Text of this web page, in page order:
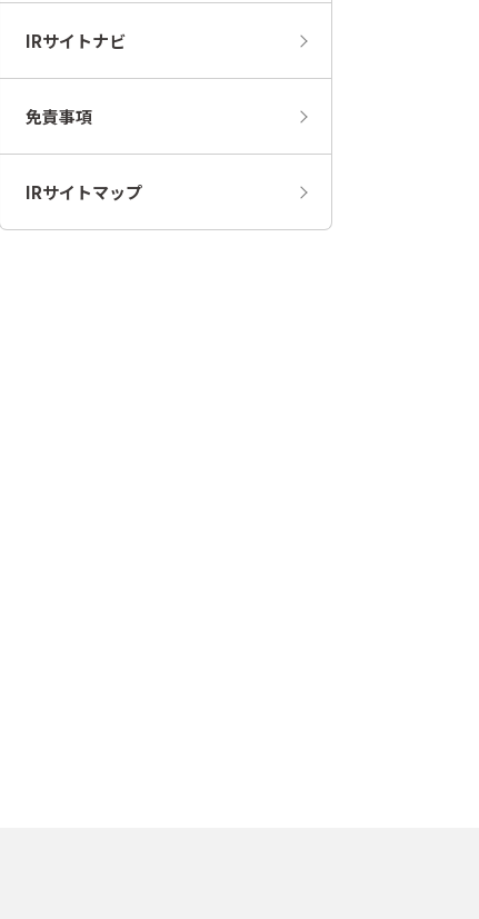
IRサイトナビ
免責事項
IRサイトマップ